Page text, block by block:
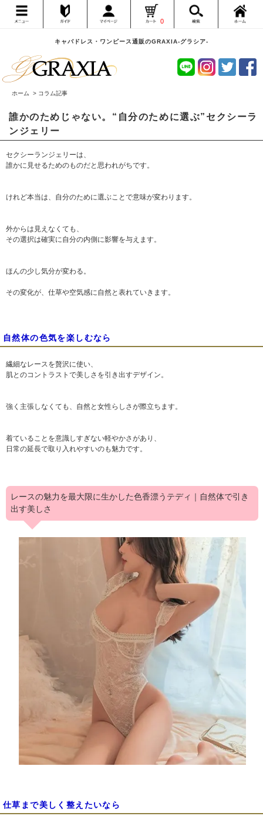
キャバドレス・ワンピース通販のGRAXIA-グラシア-
0
ホーム > コラム記事
誰かのためじゃない。“自分のために選ぶ”セクシーラ
ンジェリー
セクシーランジェリーは、
誰かに見せるためのものだと思われがちです。
けれど本当は、自分のために選ぶことで意味が変わります。
外からは見えなくても、
その選択は確実に自分の内側に影響を与えます。
ほんの少し気分が変わる。
その変化が、仕草や空気感に自然と表れていきます。
自然体の色気を楽しむなら
繊細なレースを贅沢に使い、
肌とのコントラストで美しさを引き出すデザイン。
強く主張しなくても、自然と女性らしさが際立ちます。
着ていることを意識しすぎない軽やかさがあり、
日常の延長で取り入れやすいのも魅力です。
レースの魅力を最大限に生かした色香漂うテディ｜自然体で引き
出す美しさ
仕草まで美しく整えたいなら